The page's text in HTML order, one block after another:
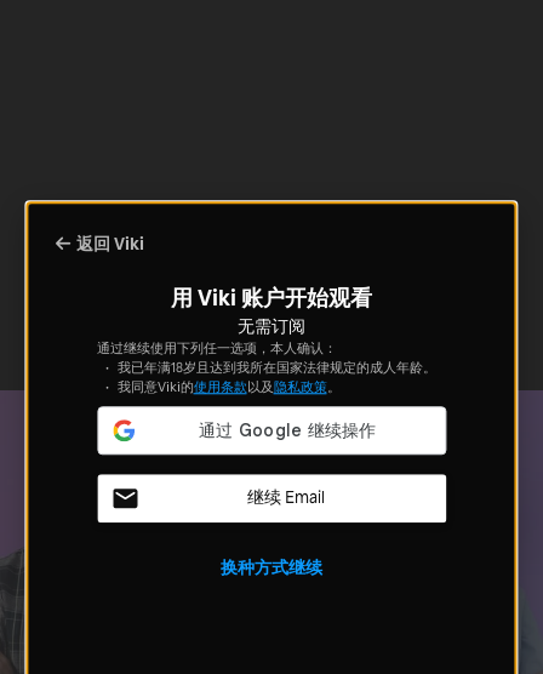
返回 Viki
用 Viki 账户开始观看
无需订阅
通过继续使用下列任一选项，本人确认：
我已年满18岁且达到我所在国家法律规定的成人年龄。
我同意Viki的使用条款以及隐私政策。
继续 Email
换种方式继续